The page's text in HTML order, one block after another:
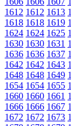
1612 1612 1613
1618 1618 1619
1624 1624 1625
1630 1630 1631
1636 1636 1637
1642 1642 1643
1648 1648 1649
1654 1654 1655
1660 1660 1661
1666 1666 1667
1672 1672 1673